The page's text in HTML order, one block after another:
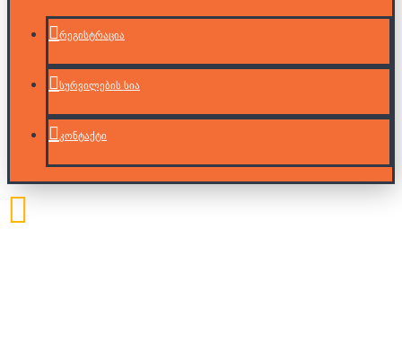
რეგისტრაცია
სურვილების სია
კონტაქტი